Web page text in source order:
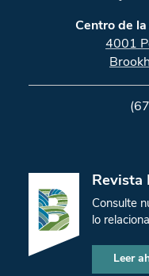
Centro de
4001
Revista
Consulte
lo
Leer